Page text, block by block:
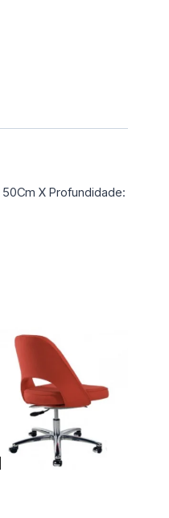
X Profundidade: